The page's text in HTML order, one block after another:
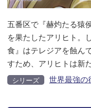
五番区で『赫灼たる猿
を果たしたアリヒト。
食』はテレジアを蝕ん
すため、アリヒトは新
シリーズ 世界最強